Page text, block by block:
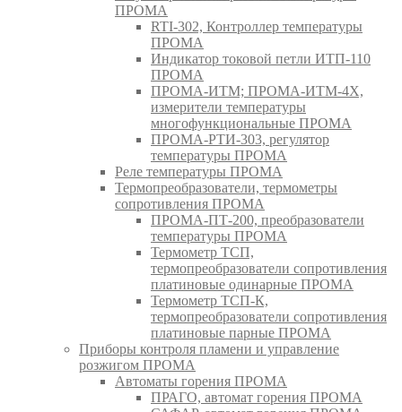
ПРОМА
RTI-302, Контроллер температуры
ПРОМА
Индикатор токовой петли ИТП-110
ПРОМА
ПРОМА-ИТМ; ПРОМА-ИТМ-4Х,
измерители температуры
многофункциональные ПРОМА
ПРОМА-РТИ-303, регулятор
температуры ПРОМА
Реле температуры ПРОМА
Термопреобразователи, термометры
сопротивления ПРОМА
ПРОМА-ПТ-200, преобразователи
температуры ПРОМА
Термометр ТСП,
термопреобразователи сопротивления
платиновые одинарные ПРОМА
Термометр ТСП-К,
термопреобразователи сопротивления
платиновые парные ПРОМА
Приборы контроля пламени и управление
розжигом ПРОМА
Автоматы горения ПРОМА
ПРАГО, автомат горения ПРОМА